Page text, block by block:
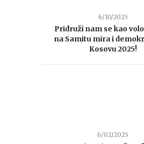
6/10/2025
Pridruži nam se kao
na Samitu mira i
Kosovu 2025!
6/02/2025